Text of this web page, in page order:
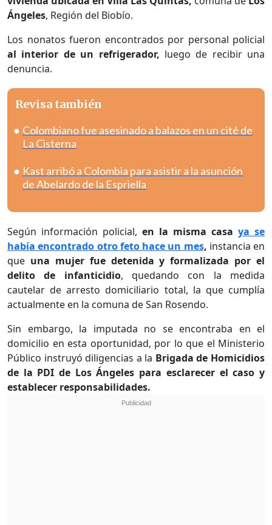
Ángeles, Región del Biobío.
Los nonatos fueron encontrados por personal policial
al interior de un refrigerador, luego de recibir una
denuncia.
Revisa también
Colombiano fue asesinado a balazos en un cité de
La Cisterna
Kast arribó a Colombia para asistir a la asunción
de Abelardo de la Espriella
Según información policial, en la misma casa ya se
había encontrado otro feto hace un mes, instancia en
que una mujer fue detenida y formalizada por el
delito de infanticidio, quedando con la medida
cautelar de arresto domiciliario total, la que cumplía
actualmente en la comuna de San Rosendo.
Sin embargo, la imputada no se encontraba en el
domicilio en esta oportunidad, por lo que el Ministerio
Público instruyó diligencias a la Brigada de Homicidios
de la PDI de Los Ángeles para esclarecer el caso y
establecer responsabilidades.